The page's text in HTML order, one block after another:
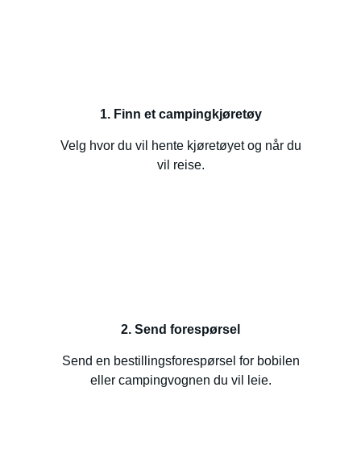
1. Finn et campingkjøretøy
Velg hvor du vil hente kjøretøyet og når du
vil reise.
2. Send forespørsel
Send en bestillingsforespørsel for bobilen
eller campingvognen du vil leie.